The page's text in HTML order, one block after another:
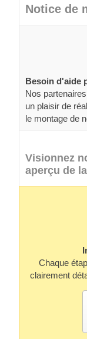
Notice de
Besoin d'aide
Nos
un plaisir de
le montage de
Visionnez
aperçu de
Chaque
clairement